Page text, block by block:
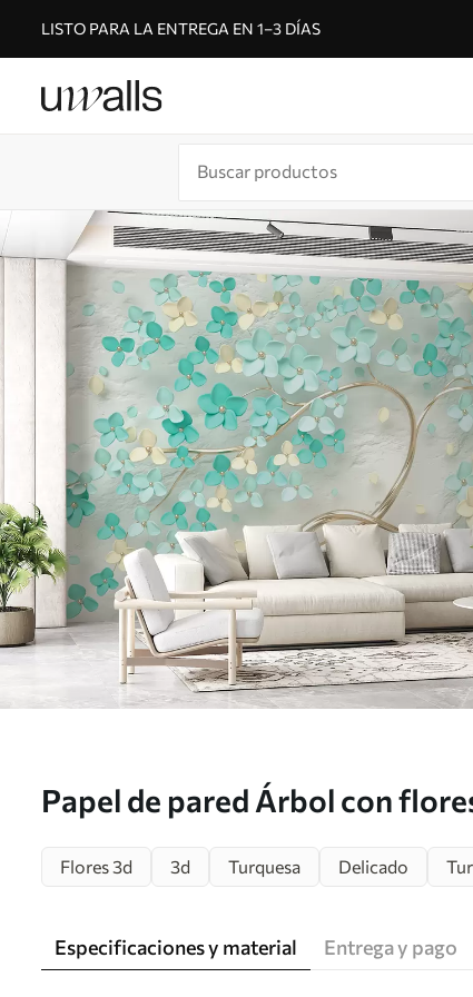
LISTO PARA LA ENTREGA EN 1–3 DÍAS
Papel de pared Árbol con
Flores 3d 3d Turquesa Delicado
Especificaciones y material Entrega y pago